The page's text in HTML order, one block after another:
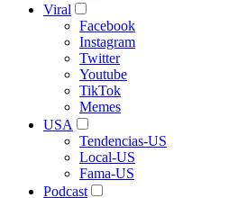
Viral
Facebook
Instagram
Twitter
Youtube
TikTok
Memes
USA
Tendencias-US
Local-US
Fama-US
Podcast